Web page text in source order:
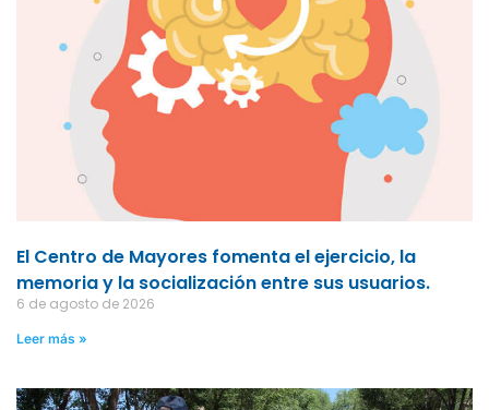
El Centro de Mayores fomenta el ejercicio, la
memoria y la socialización entre sus usuarios.
6 de agosto de 2026
Leer más »